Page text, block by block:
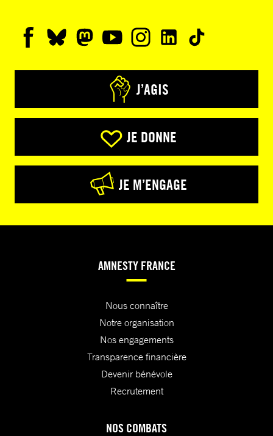
J’AGIS
JE DONNE
JE M’ENGAGE
AMNESTY FRANCE
Nous connaître
Notre organisation
Nos engagements
Transparence financière
Devenir bénévole
Recrutement
NOS COMBATS